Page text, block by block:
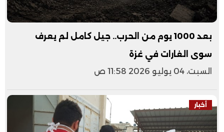
بعد 1000 يوم من الحرب.. جيل كامل لم يعرف
سوى الغارات في غزة
السبت، 04 يوليو 2026 11:58 ص
أخبار